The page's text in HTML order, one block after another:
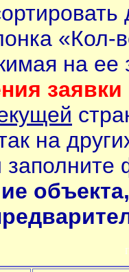
«Кол-
на ее
заявки
на
заполните